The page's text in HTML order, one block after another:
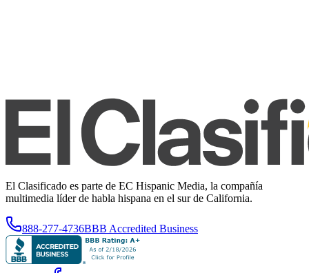
El Clasificado es parte de EC Hispanic Media, la compañía
multimedia líder de habla hispana en el sur de California.
888-277-4736BBB Accredited Business